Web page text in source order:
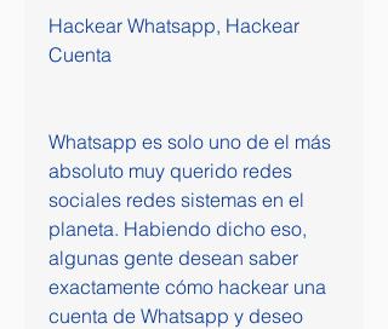
Hackear Whatsapp, Hackear
Cuenta
Whatsapp es solo uno de el más
absoluto muy querido redes
sociales redes sistemas en el
planeta. Habiendo dicho eso,
algunas gente desean saber
exactamente cómo hackear una
cuenta de Whatsapp y deseo